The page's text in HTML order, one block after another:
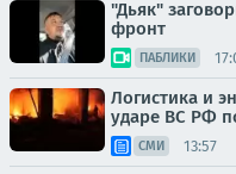
"Дьяк"
фронт
ПАБЛИКИ
Логистика и
ударе ВС РФ
СМИ 13:57